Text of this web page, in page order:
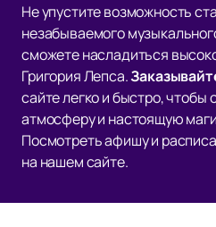
Не упустите возможность
незабываемого
сможете насладиться
Григория Лепса.
сайте легко и быстро,
атмосферу и настоящую
Посмотреть афишу и
на нашем сайте.